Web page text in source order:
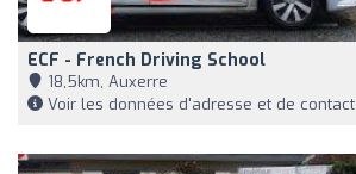
ECF - French Driving School
18,5km, Auxerre
Voir les données d'adresse et de contact